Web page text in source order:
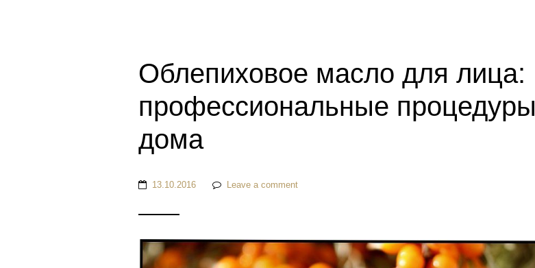
Облепиховое масло для лица:
профессиональные процедуры
дома
13.10.2016 Leave a comment